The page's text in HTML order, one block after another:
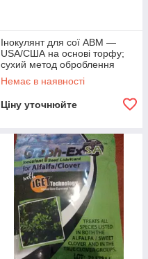
Інокулянт для сої АВМ —
USA/США на основі торфу;
сухий метод оброблення
насіння
Немає в наявності
Ціну уточнюйте